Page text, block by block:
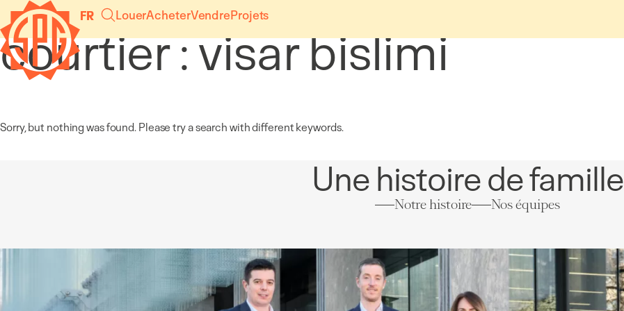
Panneau de gestion des cookies
Aller
au
contenu
FR LouerAcheterVendreProjets
courtier :visar bislimi
Sorry, but nothing was found. Please try a search with different keywords.
Une histoire de famille
Notre histoire Nos équipes